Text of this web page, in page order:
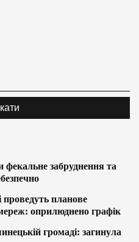
забруднення та
проведуть планове
оприлюднено графік
громаді: загинула